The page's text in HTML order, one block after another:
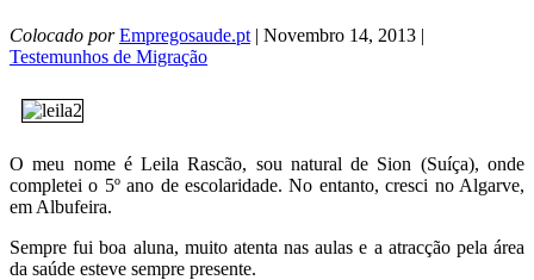
Colocado por Empregosaude.pt | Novembro 14, 2013 |
Testemunhos de Migração
O meu nome é Leila Rascão, sou natural de Sion (Suíça), onde
completei o 5º ano de escolaridade. No entanto, cresci no Algarve,
em Albufeira.
Sempre fui boa aluna, muito atenta nas aulas e a atracção pela área
da saúde esteve sempre presente.